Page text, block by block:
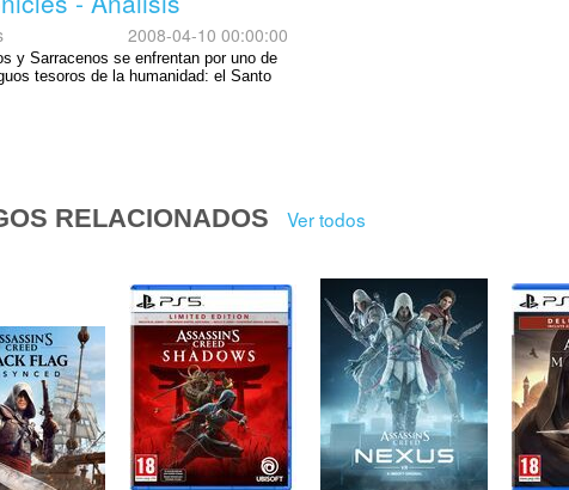
2008-04-10 00:00:00
y Sarracenos se enfrentan por uno de
tesoros de la humanidad: el Santo
RELACIONADOS Ver todos